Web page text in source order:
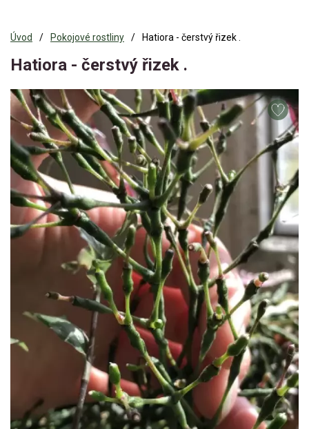
Úvod Pokojové rostliny Hatiora - čerstvý řizek .
Hatiora - čerstvý řizek .